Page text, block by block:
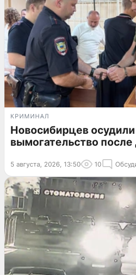
КРИМИНАЛ
Новосибирцев осудили
вымогательство
5 августа, 2026, 13:50 10